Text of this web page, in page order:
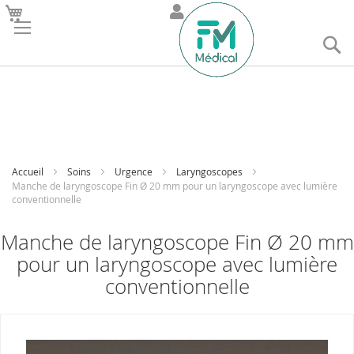
Accueil Soins Urgence
Laryngoscopes
Manche de laryngoscope Fin Ø 20 mm pour un laryngoscope avec lumière
conventionnelle
Manche de laryngoscope Fin Ø 20 mm
pour un laryngoscope avec lumière
conventionnelle